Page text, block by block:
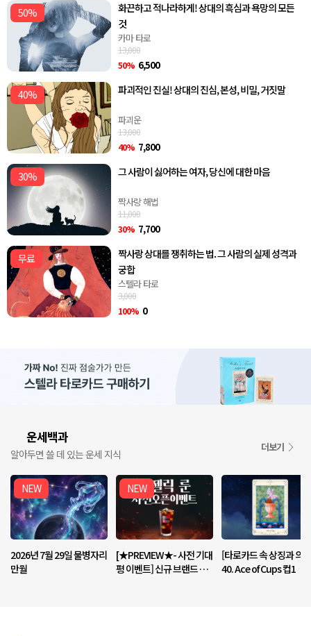
50%
화끈하고 적나라하게! 상대의 흑심과 욕망의 모든
것
카마 타로
13,000
50% 6,500
40% 파괴적인 진실! 상대의 진심, 본성, 비밀, 거짓말
파괴운
13,000
40% 7,800
30% 그 사람이 싫어하는 여자, 당신에 대한 마음
짝사랑 해법
11,000
30% 7,700
무료
짝사랑 상대를 쟁취하는 법. 그 사람의 실제 성격과
궁합
스텔라 타로
3,000
100% 0
운세백과
알아두면 쓸 데 있는 운세 지식
더보기
NEW
2026년 7월 29일 물병자리
만월
NEW
[★PREVIEW★- 사전 기대
평 이벤트] 신규 브랜드 <엔
[타로카드 속 상징과 의
40. Ace of Cups 컵1